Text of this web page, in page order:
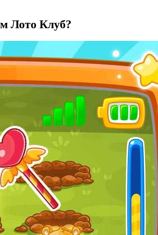
Лото Клуб?